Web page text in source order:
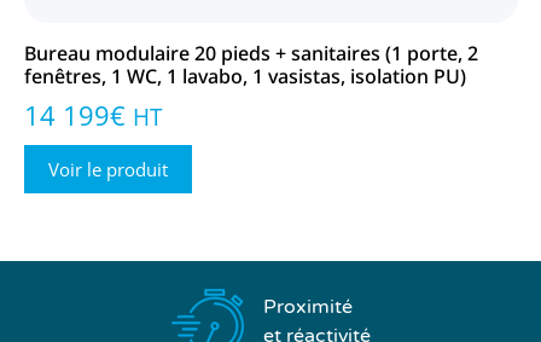
Bureau modulaire 20 pieds + sanitaires (1 porte, 2
fenêtres, 1 WC, 1 lavabo, 1 vasistas, isolation PU)
14 199€ HT
Voir le produit
Proximité
et réactivité